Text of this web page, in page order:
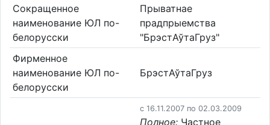
Сокращенное
наименование ЮЛ по-
белорусски
Прыватнае
прадпрыемства
"БрэстАўтаГруз"
Фирменное
наименование ЮЛ по-
белорусски
БрэстАўтаГруз
c 16.11.2007 по 02.03.2009
Полное: Частное